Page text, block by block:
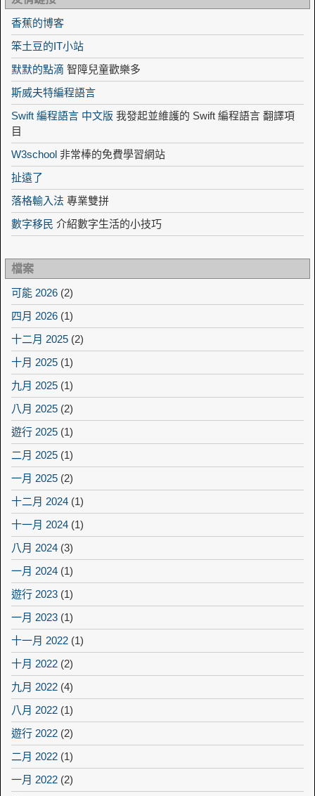
香蕉的博客
笨土豆的IT小站
默默的點滴 智障兒童歡樂多
斯威夫特編程語言
Swift 編程語言 中文版 我發起並維護的 Swift 編程語言 翻譯項
目
W3school 非常棒的免費學習網站
扯遠了
落格輸入法 專業雙拼
數字移民 介紹數字生活的小技巧
檔案
可能 2026 (2)
四月 2026 (1)
十二月 2025 (2)
十月 2025 (1)
九月 2025 (1)
八月 2025 (2)
遊行 2025 (1)
二月 2025 (1)
一月 2025 (2)
十二月 2024 (1)
十一月 2024 (1)
八月 2024 (3)
一月 2024 (1)
遊行 2023 (1)
一月 2023 (1)
十一月 2022 (1)
十月 2022 (2)
九月 2022 (4)
八月 2022 (1)
遊行 2022 (2)
二月 2022 (1)
一月 2022 (2)